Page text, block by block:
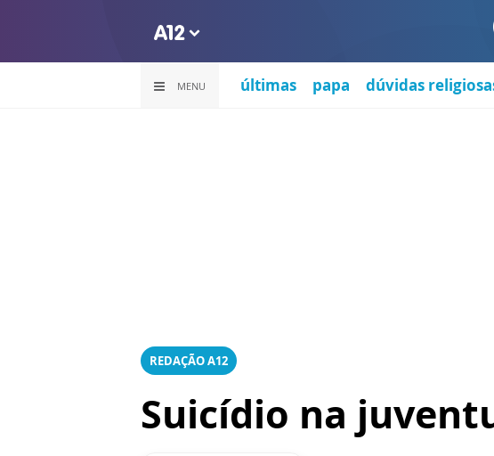
MENU últimas papa dúvidas
REDAÇÃO A12
Suicídio na